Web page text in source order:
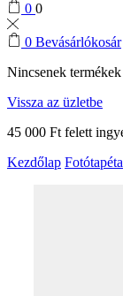
0 0
0 Bevásárlókosár
Nincsenek
Vissza az üzletbe
45 000 Ft felett
Kezdőlap Fotótapéta